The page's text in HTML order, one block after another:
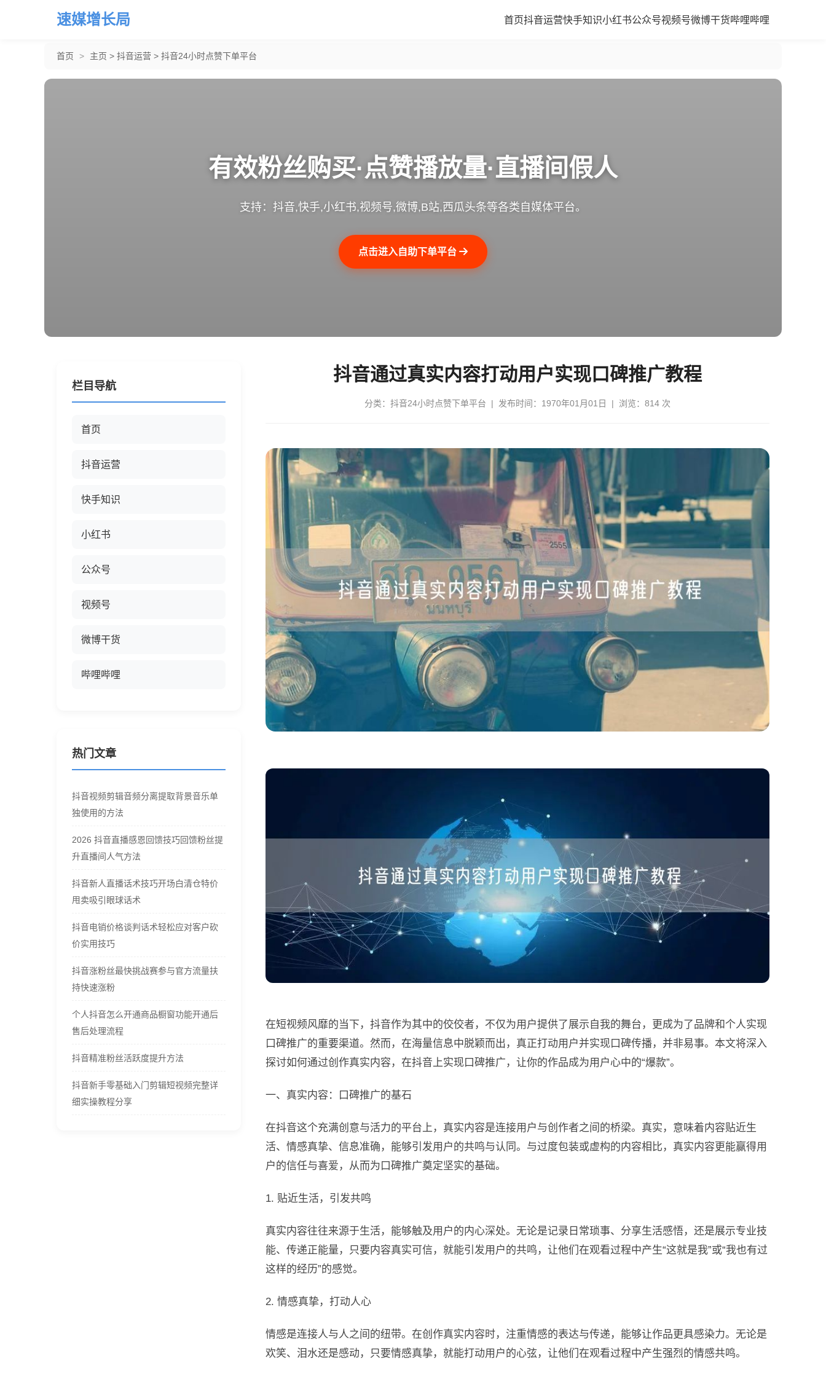
速媒增长局 首页抖音运营快手知识小红书公众号视频号微博干货哔哩哔哩
首页 > 主页 > 抖音运营 > 抖音24小时点赞下单平台
有效粉丝购买·点赞播放量·直播间假人
支持：抖音,快手,小红书,视频号,微博,B站,西瓜头条等各类自媒体平台。
点击进入自助下单平台
栏目导航
首页
抖音运营
快手知识
小红书
公众号
视频号
微博干货
哔哩哔哩
热门文章
抖音视频剪辑音频分离提取背景音乐单
独使用的方法
2026 抖音直播感恩回馈技巧回馈粉丝提
升直播间人气方法
抖音新人直播话术技巧开场白清仓特价
甩卖吸引眼球话术
抖音电销价格谈判话术轻松应对客户砍
价实用技巧
抖音涨粉丝最快挑战赛参与官方流量扶
持快速涨粉
个人抖音怎么开通商品橱窗功能开通后
售后处理流程
抖音精准粉丝活跃度提升方法
抖音新手零基础入门剪辑短视频完整详
细实操教程分享
抖音通过真实内容打动用户实现口碑推广教程
分类： 抖音24小时点赞下单平台 | 发布时间：1970年01月01日 | 浏览：814 次
在短视频风靡的当下，抖音作为其中的佼佼者，不仅为用户提供了展示自我的舞台，更成为了品牌和个人实现
口碑推广的重要渠道。然而，在海量信息中脱颖而出，真正打动用户并实现口碑传播，并非易事。本文将深入
探讨如何通过创作真实内容，在抖音上实现口碑推广，让你的作品成为用户心中的“爆款”。
一、真实内容：口碑推广的基石
在抖音这个充满创意与活力的平台上，真实内容是连接用户与创作者之间的桥梁。真实，意味着内容贴近生
活、情感真挚、信息准确，能够引发用户的共鸣与认同。与过度包装或虚构的内容相比，真实内容更能赢得用
户的信任与喜爱，从而为口碑推广奠定坚实的基础。
1. 贴近生活，引发共鸣
真实内容往往来源于生活，能够触及用户的内心深处。无论是记录日常琐事、分享生活感悟，还是展示专业技
能、传递正能量，只要内容真实可信，就能引发用户的共鸣，让他们在观看过程中产生“这就是我”或“我也有过
这样的经历”的感觉。
2. 情感真挚，打动人心
情感是连接人与人之间的纽带。在创作真实内容时，注重情感的表达与传递，能够让作品更具感染力。无论是
欢笑、泪水还是感动，只要情感真挚，就能打动用户的心弦，让他们在观看过程中产生强烈的情感共鸣。